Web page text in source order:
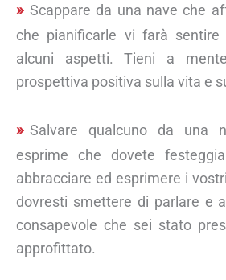
Scappare da una nave che
che pianificarle vi farà
alcuni aspetti. Tieni a
prospettiva positiva sulla vita e
Salvare qualcuno da una
esprime che dovete
abbracciare ed esprimere i
dovresti smettere di parlare e
consapevole che sei stato
approfittato.